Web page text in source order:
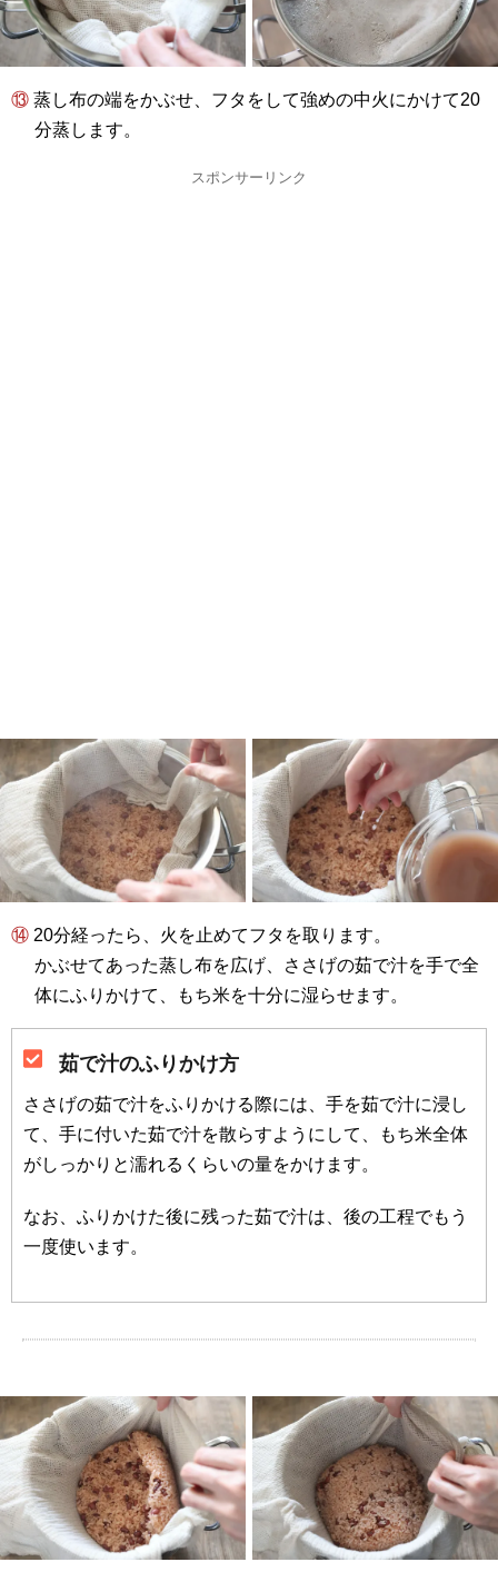
⑬ 蒸し布の端をかぶせ、フタをして強めの中火にかけて20
分蒸します。
スポンサーリンク
⑭ 20分経ったら、火を止めてフタを取ります。
かぶせてあった蒸し布を広げ、ささげの茹で汁を手で全
体にふりかけて、もち米を十分に湿らせます。
茹で汁のふりかけ方
ささげの茹で汁をふりかける際には、手を茹で汁に浸し
て、手に付いた茹で汁を散らすようにして、もち米全体
がしっかりと濡れるくらいの量をかけます。
なお、ふりかけた後に残った茹で汁は、後の工程でもう
一度使います。